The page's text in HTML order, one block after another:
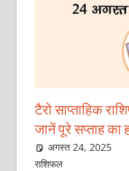
टैरो साप्ताहिक
जानें पूरे सप्‍ताह का
अगस्त 24, 2025
राशिफल